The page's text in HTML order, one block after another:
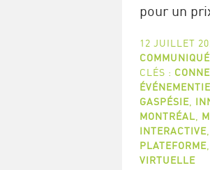
pour un
12 JUILLET
CLÉS :
GASPÉSIE,
MONTRÉAL
INTERACTIVE,
PLATEFORME,
VIRTUELLE